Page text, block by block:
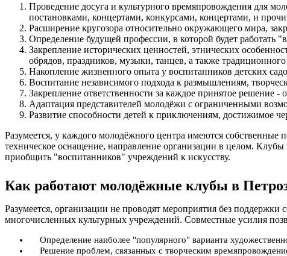
Проведение досуга и культурного времяпровождения для
постановками, концертами, конкурсами, концертами, и
Расширение кругозора относительно окружающего мира,
Определение будущей профессии, в которой будет работать
Закрепление исторических ценностей, этнических
обрядов, праздников, музыки, танцев, а также традиционного
Накопление жизненного опыта у воспитанников детских
Воспитание независимого подхода к размышлениям,
Закрепление ответственности за каждое принятое решение
Адаптация представителей молодёжи с ограниченными
Развитие способности детей к приключениям, достижимое
Разумеется, у каждого молодёжного центра имеются собственные
техническое оснащение, направление организации в целом.
приобщить "воспитанников" учреждений к искусству.
Как работают молодёжные клубы в
Разумеется, организации не проводят мероприятия без
многочисленных культурных учреждений. Совместные усилия
Определение наиболее "популярного" варианта
Решение проблем, связанных с творческим